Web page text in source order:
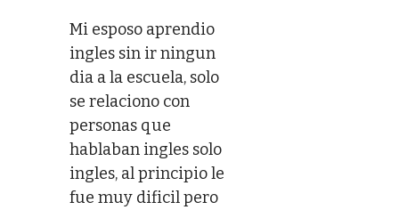
Mi esposo aprendio
ingles sin ir ningun
dia a la escuela, solo
se relaciono con
personas que
hablaban ingles solo
ingles, al principio le
fue muy dificil pero